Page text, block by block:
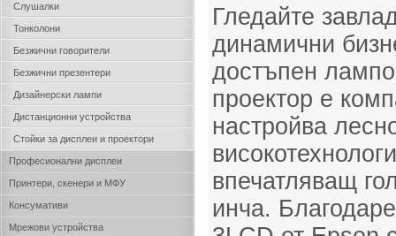
Слушалки
Тонколони
Безжични говорители
Безжични презентери
Дизайнерски лампи
Дистанционни устройства
Стойки за дисплеи и проектори
Професионални дисплеи
Принтери, скенери и МФУ
Консумативи
Мрежови устройства
Гледайте
динамични
достъпен
проектор е
настройва
впечатляващ
инча.